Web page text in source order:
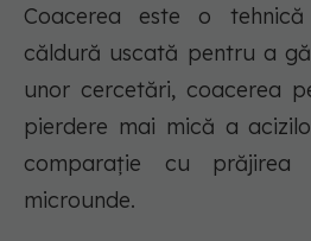
Coacerea este o
căldură uscată pentru a
unor cercetări, coacerea
pierdere mai mică a
comparație cu
microunde.